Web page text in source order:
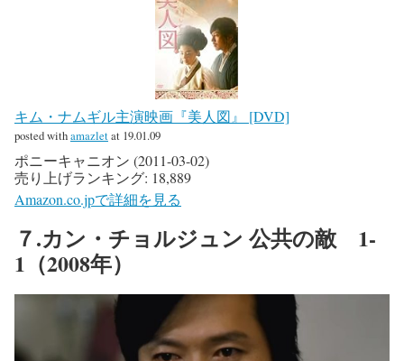
キム・ナムギル主演映画『美人図』 [DVD]
posted withamazletat 19.01.09
ポニーキャニオン (2011-03-02)
売り上げランキング: 18,889
Amazon.co.jpで詳細を見る
７.カン・チョルジュン 公共の敵 1-
1（2008年）